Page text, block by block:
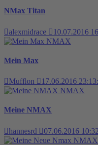
NMax Titan
alexmidrace
10.07.2016
NMAX
Mein Max
Mufflon
17.06.2016
NMAX
Meine NMAX
hannesrd
07.06.2016
NMAX